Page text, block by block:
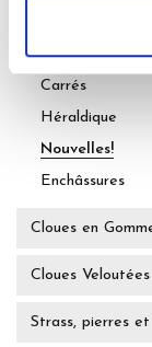
Diamant
Carrés
Héraldique
Nouvelles!
Enchâssures
Cloues en
Cloues Veloutées
Strass, pierres